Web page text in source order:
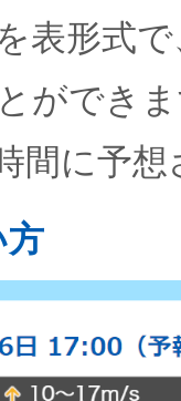
表形式
ができ
間に予
方